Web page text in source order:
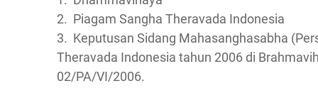
2. Piagam Sangha Theravada Indonesia
3. Keputusan Sidang Mahasanghasabha
Theravada Indonesia tahun 2006 di
02/PA/VI/2006.